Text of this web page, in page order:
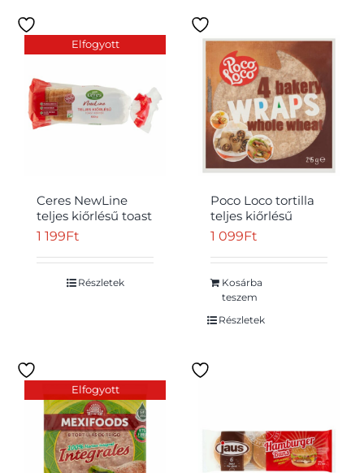
Elfogyott
Ceres NewLine
teljes kiőrlésű toast
kenyér 500 g
1 199Ft
Részletek
Poco Loco tortilla
teljes kiőrlésű
liszttel 4 db 245 g
1 099Ft
Kosárba
teszem
Részletek
Elfogyott